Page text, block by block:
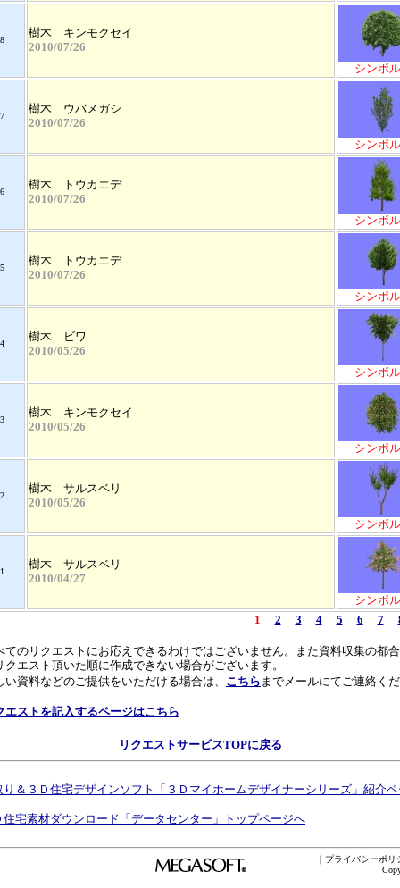
樹木 キンモクセイ
2010/07/26
シンボ
樹木 ウバメガシ
2010/07/26
シンボ
樹木 トウカエデ
2010/07/26
シンボ
樹木 トウカエデ
2010/07/26
シンボ
樹木 ビワ
2010/05/26
シンボ
樹木 キンモクセイ
2010/05/26
シンボ
樹木 サルスベリ
2010/05/26
シンボ
樹木 サルスベリ
2010/04/27
シンボ
1
2 3 4 5 6 7
てのリクエストにお応えできるわけではございません。また資料収集の都合
クエスト頂いた順に作成できない場合がございます。
い資料などのご提供をいただける場合は、 こちら までメールにてご連絡く
エストを記入するページはこちら
リクエストサービスTOPに戻る
り＆３Ｄ住宅デザインソフト「３Ｄマイホームデザイナーシリーズ」紹介ペ
住宅素材ダウンロード「データセンター」トップページへ
｜ プライバシーポリ